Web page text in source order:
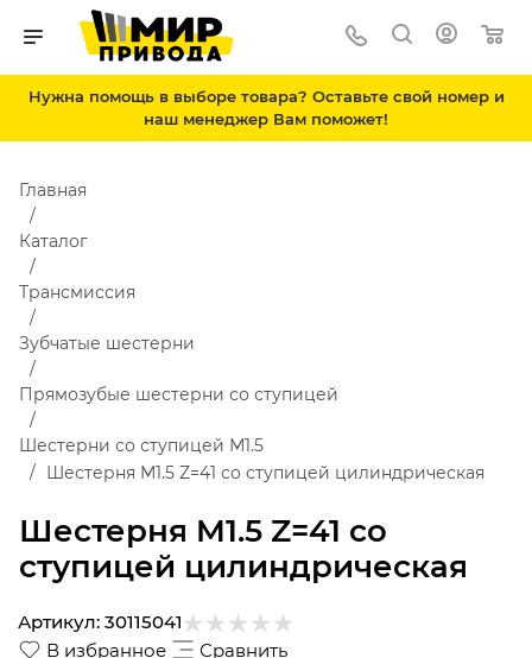
Нужна помощь в выборе товара? Оставьте свой номер и
наш менеджер Вам поможет!
Шестерня M1.5 Z=41 со
ступицей цилиндрическая
Главная
Каталог
Трансмиссия
Зубчатые шестерни
Прямозубые шестерни со ступицей
Шестерни со ступицей М1.5
Шестерня M1.5 Z=41 со ступицей цилиндрическая
В избранное Сравнить
Артикул: 30115041